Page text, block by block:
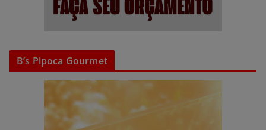
B’s Pipoca Gourmet